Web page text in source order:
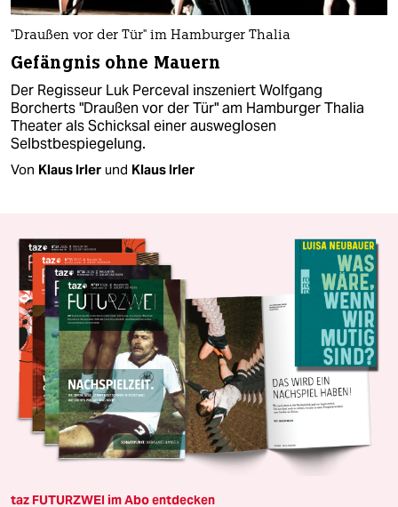
"Draußen vor der Tür" im Hamburger Thalia
Gefängnis ohne Mauern
Der Regisseur Luk Perceval inszeniert Wolfgang
Borcherts "Draußen vor der Tür" am Hamburger Thalia
Theater als Schicksal einer ausweglosen
Selbstbespiegelung.
Von Klaus Irler und Klaus Irler
taz FUTURZWEI im Abo entdecken